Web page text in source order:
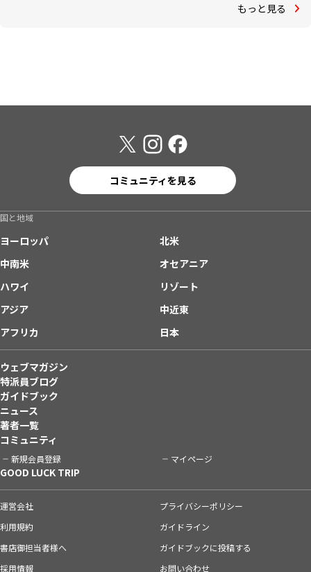
もっと見る
コミュニティを見る
国と地域
ヨーロッパ
北米
中南米
オセアニア
ハワイ
リゾート
アジア
中近東
アフリカ
日本
ウェブマガジン
特派員ブログ
ガイドブック
ニュース
著者一覧
コミュニティ
新規会員登録 マイページ
GOOD LUCK TRIP
運営会社
プライバシーポリシー
利用規約
ガイドライン
書店御担当者様へ
ガイドブックに投稿する
採用情報
お問い合わせ